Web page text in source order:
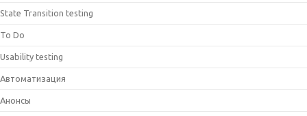
State Transition testing
To Do
Usability testing
Автоматизация
Анонсы